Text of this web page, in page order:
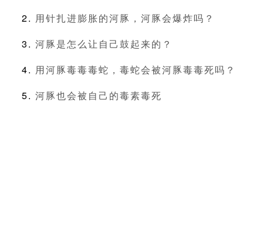
用针扎进膨胀的河豚，河豚会爆炸吗？
河豚是怎么让自己鼓起来的？
用河豚毒毒毒蛇，毒蛇会被河豚毒毒死吗？
河豚也会被自己的毒素毒死